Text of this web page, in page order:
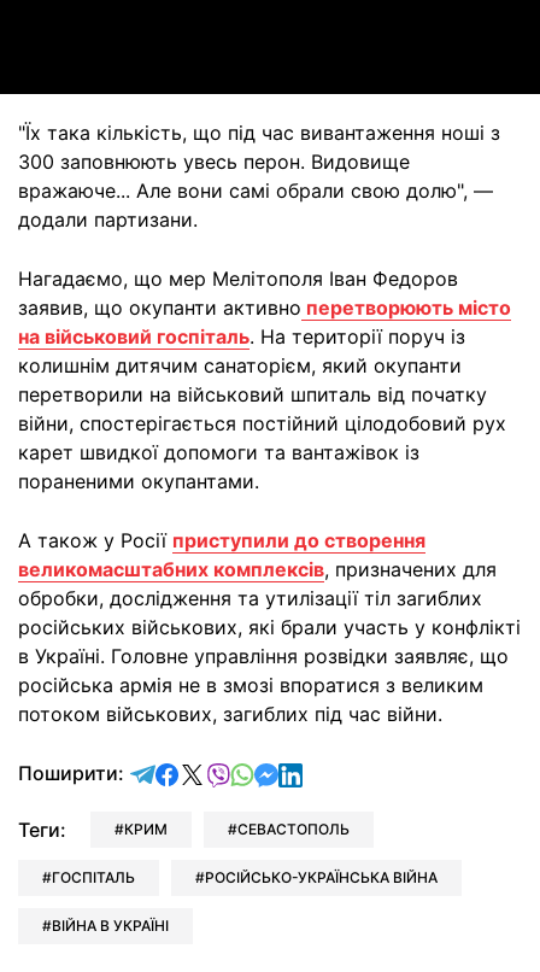
"Їх така кількість, що під час вивантаження ноші з
300 заповнюють увесь перон. Видовище
вражаюче... Але вони самі обрали свою долю", —
додали партизани.
Нагадаємо, що мер Мелітополя Іван Федоров
заявив, що окупанти активно перетворюють місто
на військовий госпіталь. На території поруч із
колишнім дитячим санаторієм, який окупанти
перетворили на військовий шпиталь від початку
війни, спостерігається постійний цілодобовий рух
карет швидкої допомоги та вантажівок із
пораненими окупантами.
А також у Росії приступили до створення
великомасштабних комплексів, призначених для
обробки, дослідження та утилізації тіл загиблих
російських військових, які брали участь у конфлікті
в Україні. Головне управління розвідки заявляє, що
російська армія не в змозі впоратися з великим
потоком військових, загиблих під час війни.
Поширити: відправити у Telegram
поділитись у Facebook
поділитись у X
відправити у Viber
відправити у Whatsapp
відправити у Messenger
відправити у LinkedIn
Теги: КРИМ СЕВАСТОПОЛЬ
ГОСПІТАЛЬ РОСІЙСЬКО-УКРАЇНСЬКА ВІЙНА
ВІЙНА В УКРАЇНІ